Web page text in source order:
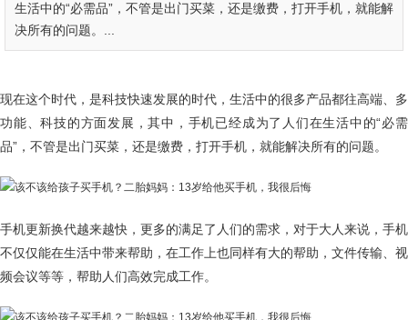
生活中的“必需品”，不管是出门买菜，还是缴费，打开手机，就能解
决所有的问题。...
现在这个时代，是科技快速发展的时代，生活中的很多产品都往高端、多
功能、科技的方面发展，其中，手机已经成为了人们在生活中的“必需
品”，不管是出门买菜，还是缴费，打开手机，就能解决所有的问题。
手机更新换代越来越快，更多的满足了人们的需求，对于大人来说，手机
不仅仅能在生活中带来帮助，在工作上也同样有大的帮助，文件传输、视
频会议等等，帮助人们高效完成工作。